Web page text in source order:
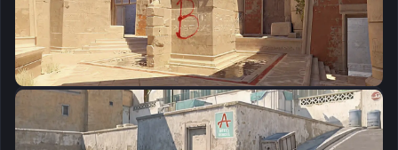
CSGO-WyLEz-68how-eNncw-rVi9Q-VVt4N